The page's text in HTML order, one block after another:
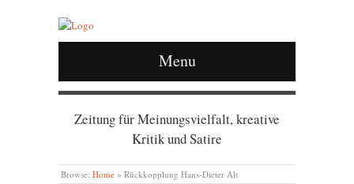
Menu
Zeitung für Meinungsvielfalt, kreative
Kritik und Satire
Browse: Home » Rückkopplung Hans-Dieter Alt